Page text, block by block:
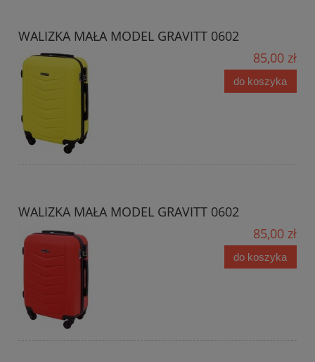
WALIZKA MAŁA MODEL GRAVITT 0602
85,00 zł
do koszyka
WALIZKA MAŁA MODEL GRAVITT 0602
85,00 zł
do koszyka